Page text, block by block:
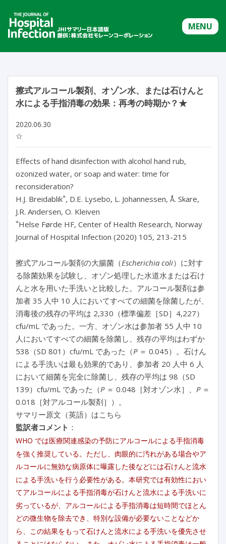
MENU
擦式アルコール製剤、オゾン水、または石けんと
水による手指消毒の効果：再考の時期か？★
2020.06.30
☆
Effects of hand disinfection with alcohol hand rub,
ozonized water, or soap and water: time for
reconsideration?
H.J. Breidablik*, D.E. Lysebo, L. Johannessen, Å. Skare,
J.R. Andersen, O. Kleiven
*Helse Førde HF, Center of Health Research, Norway
Journal of Hospital Infection (2020) 105, 213-215
擦式アルコール製剤の大腸菌（Escherichia coli）に対す
る除菌効果を試験し、オゾン処理した水道水または石け
んと水を用いた手洗いと比較した。アルコール製剤は参
加者 35 人中 10 人においてすべての細菌を除菌したが、
消毒後の残存の平均は 2,330（標準偏差［SD］4,227）
cfu/mL であった。一方、オゾン水は参加者 55 人中 10
人においてすべての細菌を除菌し、残存の平均はわずか
538（SD 801）cfu/mL であった（P＝ 0.045）。石けん
による手洗いは最も効果的であり、参加者 20 人中 6 人
において細菌を完全に除菌し、残存の平均は 98（SD
139）cfu/mL であった（P＝ 0.048［対オゾン水］、 P＝
0.018［対アルコール製剤］）。
サマリー原文（英語）はこちら
監訳者コメント ：
WHO では医療関連感染の予防にアルコールによる手指消毒
を強く推奨している。ただし、肉眼的に汚れがある場合やア
ルコールに無効な病原体に曝露した後などには石けんと流水
による手洗いを行う必要性がある。本研究では有効性におい
てアルコールによる手指消毒が石けんと流水による手洗いに
劣っているが、アルコールによる手指消毒は短時間でほとん
どの微生物を除去でき、特別な設備が必要ないことなどか
ら、この結果をもって石けんと流水による手洗いを優先させ